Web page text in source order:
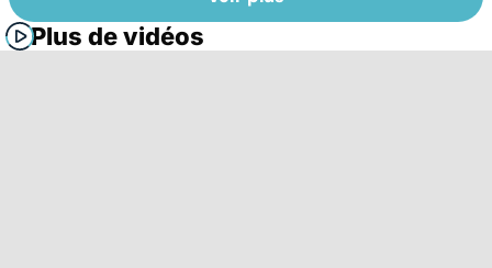
Plus de vidéos